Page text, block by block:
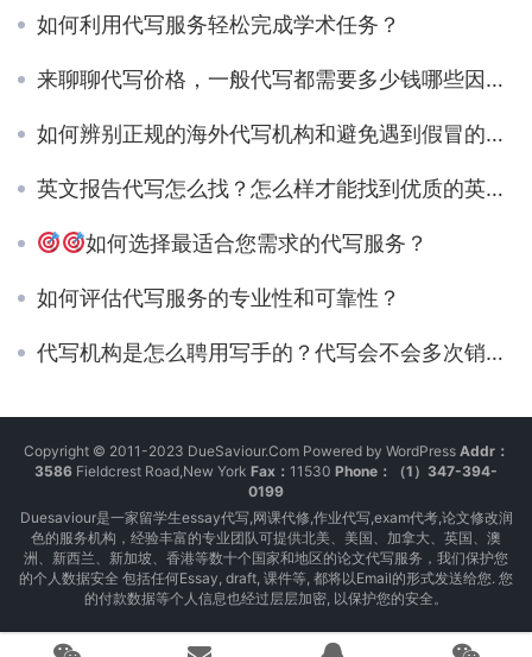
如何利用代写服务轻松完成学术任务？
来聊聊代写价格，一般代写都需要多少钱哪些因素决定服务价格？
如何辨别正规的海外代写机构和避免遇到假冒的代写机构的方法
英文报告代写怎么找？怎么样才能找到优质的英文报告代写服务？
如何选择最适合您需求的代写服务？
如何评估代写服务的专业性和可靠性？
代写机构是怎么聘用写手的？代写会不会多次销售顾客的作业？
Copyright © 2011-2023 DueSaviour.Com Powered by WordPress Addr：
3586 Fieldcrest Road,New York Fax： 11530 Phone：（1）347-394-
0199
Duesaviour是一家留学生essay代写,网课代修,作业代写,exam代考,论文修改润
色的服务机构，经验丰富的专业团队可提供北美、美国、加拿大、英国、澳
洲、新西兰、新加坡、香港等数十个国家和地区的论文代写服务，我们保护您
的个人数据安全 包括任何Essay, draft, 课件等, 都将以Email的形式发送给您. 您
的付款数据等个人信息也经过层层加密, 以保护您的安全。